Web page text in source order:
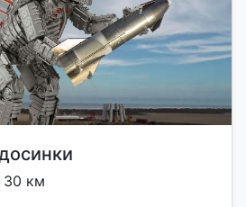
30 км